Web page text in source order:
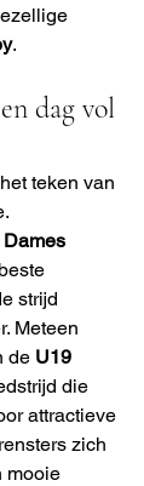
.
dag vol
teken van
strijd
Meteen
de U19
die
attractieve
zich
mooie